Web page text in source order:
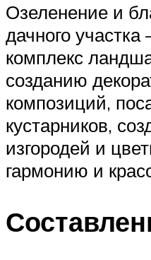
Озеленение и
дачного
комплекс
созданию
композиций,
кустарников,
изгородей и
гармонию и